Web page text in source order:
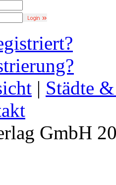
| Städte
GmbH